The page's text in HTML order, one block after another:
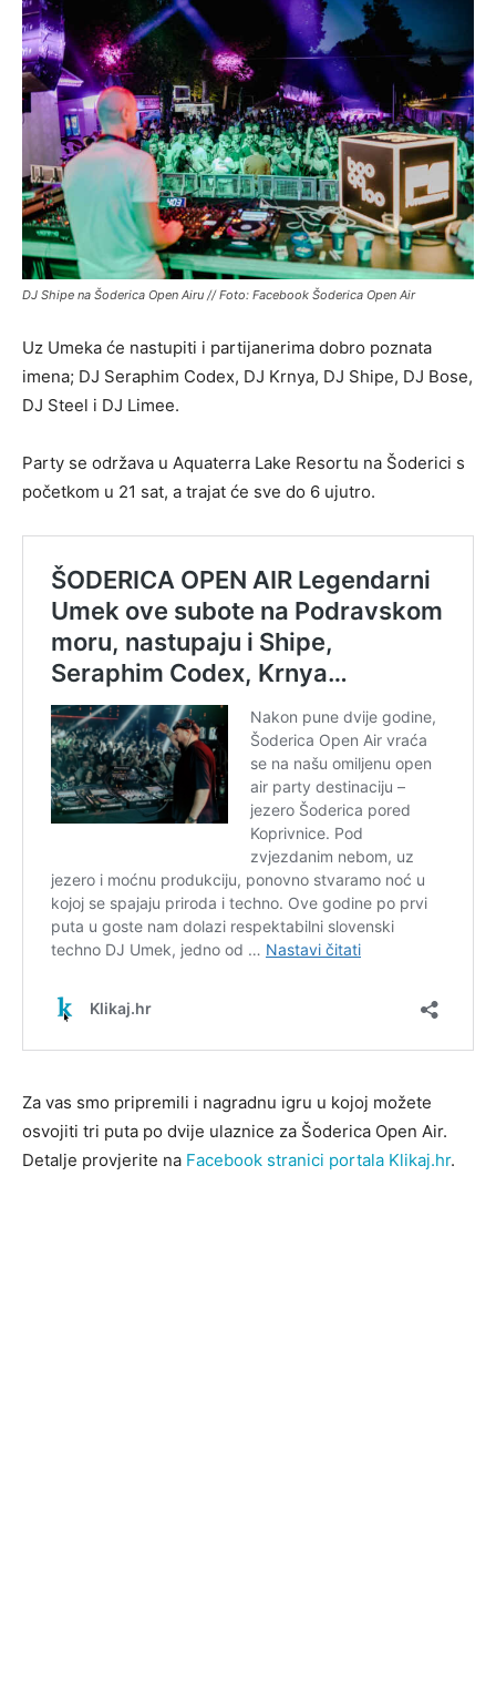
DJ Shipe na Šoderica Open Airu // Foto: Facebook Šoderica Open Air
Uz Umeka će nastupiti i partijanerima dobro poznata
imena; DJ Seraphim Codex, DJ Krnya, DJ Shipe, DJ Bose,
DJ Steel i DJ Limee.
Party se održava u Aquaterra Lake Resortu na Šoderici s
početkom u 21 sat, a trajat će sve do 6 ujutro.
Za vas smo pripremili i nagradnu igru u kojoj možete
osvojiti tri puta po dvije ulaznice za Šoderica Open Air.
Detalje provjerite na Facebook stranici portala Klikaj.hr.